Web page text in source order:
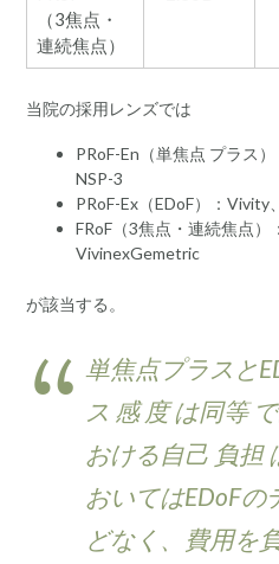
（3焦点・
連続焦点）
当院の採用レンズでは
PRoF-En（単焦点 プラス
NSP-3
PRoF-Ex（EDoF）：Vivity
FRoF（3焦点・連続焦点）
VivinexGemetric
が該当する。
単焦点プラスと
ス 感 度 は同等
おける自己 負担
おいてはEDoF
どなく、費用を